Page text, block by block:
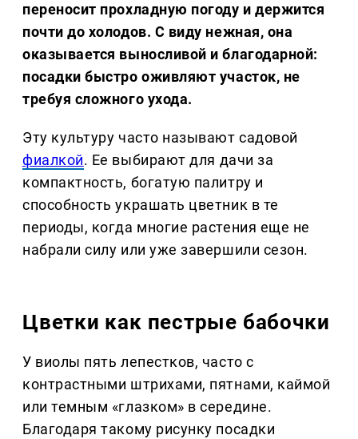
переносит прохладную погоду и держится
почти до холодов. С виду нежная, она
оказывается выносливой и благодарной:
посадки быстро оживляют участок, не
требуя сложного ухода.
Эту культуру часто называют садовой
фиалкой. Ее выбирают для дачи за
компактность, богатую палитру и
способность украшать цветник в те
периоды, когда многие растения еще не
набрали силу или уже завершили сезон.
Цветки как пестрые бабочки
У виолы пять лепестков, часто с
контрастными штрихами, пятнами, каймой
или темным «глазком» в середине.
Благодаря такому рисунку посадки